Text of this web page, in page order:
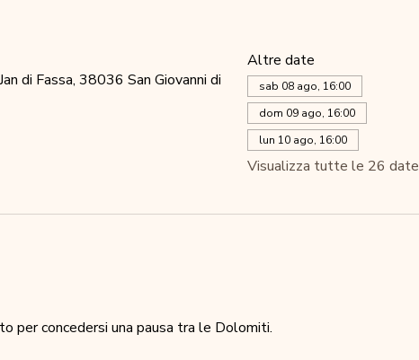
di Fassa, 38036 San Giovanni di
Altre date
sab 08 ago, 16:00
dom 09 ago, 16:00
lun 10 ago, 16:00
Visualizza tutte le 26 date
per concedersi una pausa tra le Dolomiti.